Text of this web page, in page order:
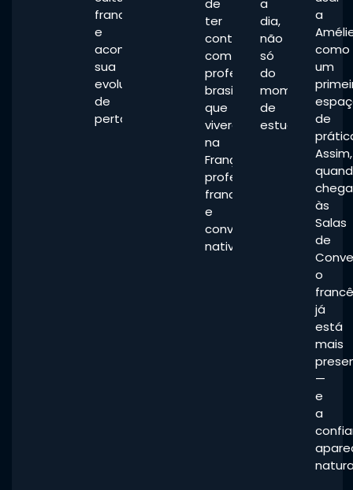
francesa
e
acompanhar
sua
evolução
de
perto.
de
ter
contato
com
professores
brasileiros
que
viveram
na
França,
professores
franceses
e
convidados
nativos.
a
dia,
não
só
do
momento
de
estudo.
a
como
um
de
Assim,
às
Salas
de
o
já
está
mais
—
e
a